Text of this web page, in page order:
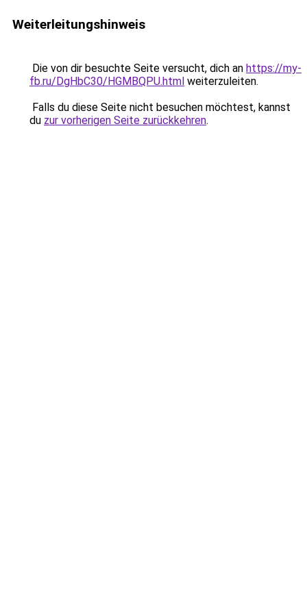
Weiterleitungshinweis
Die von dir besuchte Seite versucht, dich an https://my-
fb.ru/DgHbC30/HGMBQPU.html weiterzuleiten.
Falls du diese Seite nicht besuchen möchtest, kannst
du zur vorherigen Seite zurückkehren.